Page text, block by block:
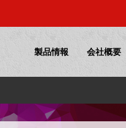
製品情報 会社概要